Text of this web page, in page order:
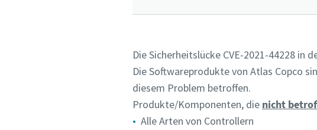
Die Sicherheitslücke CVE-2021-44228
Die Softwareprodukte von Atlas Copco
diesem Problem betroffen.
Produkte/Komponenten, die nicht
Alle Arten von Controllern